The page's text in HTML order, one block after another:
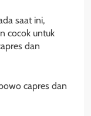
saat ini,
cocok untuk
dan
capres dan